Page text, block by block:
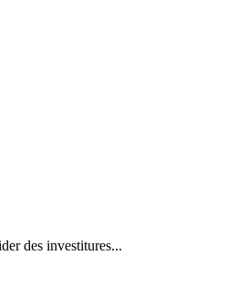
des investitures...